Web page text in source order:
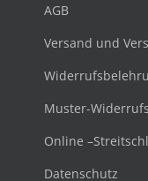
AGB
Versand und
Muster-
Online
Datenschutz